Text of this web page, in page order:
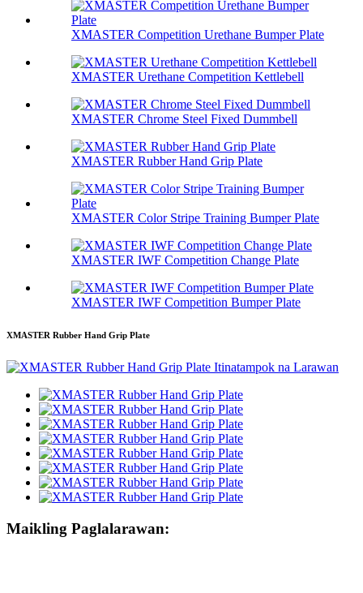
XMASTER Competition Urethane Bumper Plate
XMASTER Urethane Competition Kettlebell
XMASTER Chrome Steel Fixed Dummbell
XMASTER Rubber Hand Grip Plate
XMASTER Color Stripe Training Bumper Plate
XMASTER IWF Competition Change Plate
XMASTER IWF Competition Bumper Plate
XMASTER Rubber Hand Grip Plate
Maikling Paglalarawan: